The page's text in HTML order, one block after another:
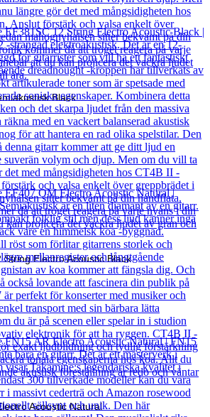
Black
Electro Acoustic Black
Acoustic Natural